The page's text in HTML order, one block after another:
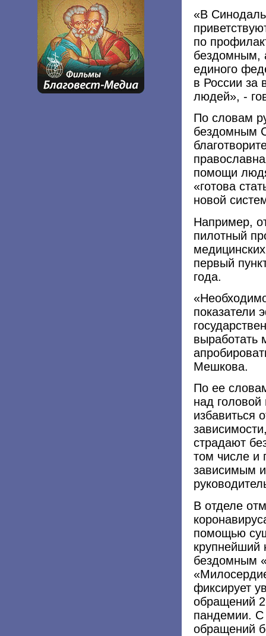
«В
по
бездомным,
единого
в России за
людей», -
По словам
бездомным
помощи
«готова
новой
Например,
пилотный
первый
года.
показатели
выработать
Мешкова.
По ее
над
избавиться
страдают
том числе и
зависимым
В отделе
помощью
крупнейший
бездомным
фиксирует
обращений
пандемии. С
обращений